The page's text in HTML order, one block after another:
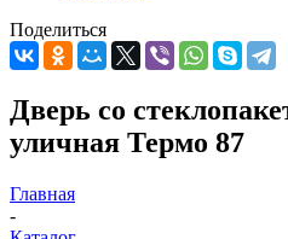
Поделиться
Дверь со
уличная Термо 87
Главная
-